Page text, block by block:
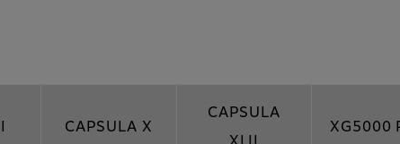
CAPSULA X
CAPSULA
XG5000